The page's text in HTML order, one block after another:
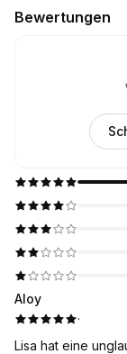
Bewertungen
Aloy
·
Lisa hat eine